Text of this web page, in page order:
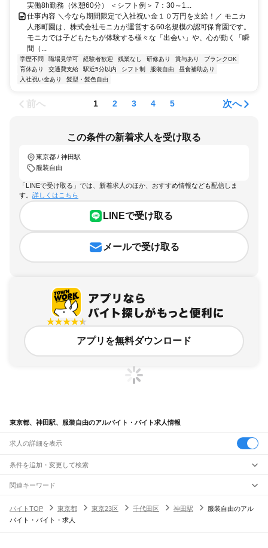
実働8h勤務（休憩60分） ＜シフト例＞ 7：30～1...
仕事内容 ＼今なら期間限定で入社祝い金１０万円を支給！／ モニカ
人形町園は、株式会社モニカが運営する60名規模の認可保育園です。
モニカでは子どもたちが体験する様々な「出会い」や、心が動く「瞬
間（...
学歴不問 職場見学可 経験者歓迎 残業なし 研修あり 賞与あり
ブランクOK
育休あり
交通費支給 駅近5分以内 シフト制 服装自由
昼食補助あり
入社祝い金あり
髪型・髪色自由
前へ 1 2 3 4 5 次へ
この条件の新着求人を受け取る
東京都 / 神田駅
服装自由
「LINEで受け取る」では、新着求人のほか、おすすめ情報なども配信しま
す。 詳しくはこちら
LINEで受け取る
メールで受け取る
アプリを無料ダウンロード
東京都、神田駅、服装自由のアルバイト・バイト求人情報
求人の詳細を表示
条件を追加・変更して検索
市区町村を追加・変更
東京都すべて
東京23区 すべて
駅を追加・変更
職種を追加・変更
関連キーワード
バイトTOP
東京都 東京23区 千代田区 神田駅
服装自由のアル
バイト・バイト・求人